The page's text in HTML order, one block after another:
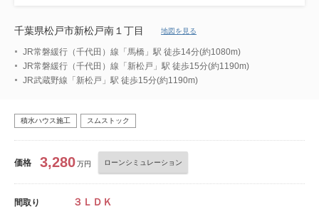
千葉県松戸市新松戸南１丁目 地図を見る
JR常磐緩行（千代田）線「馬橋」駅 徒歩14分(約1080m)
JR常磐緩行（千代田）線「新松戸」駅 徒歩15分(約1190m)
JR武蔵野線「新松戸」駅 徒歩15分(約1190m)
積水ハウス施工 スムストック
価格 3,280万円 ローンシミュレーション
間取り ３ＬＤＫ